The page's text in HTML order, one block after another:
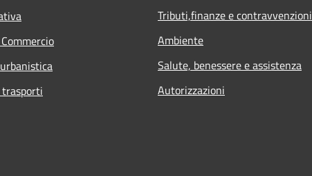
Tributi,finanze e contravvenzioni
Ambiente
Salute, benessere e assistenza
Autorizzazioni